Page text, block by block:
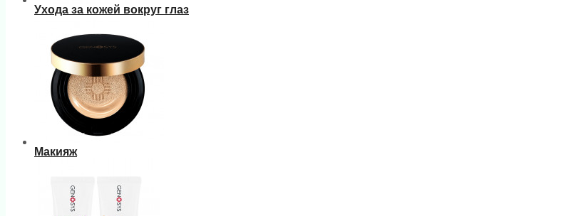
Ухода за кожей вокруг глаз
Макияж